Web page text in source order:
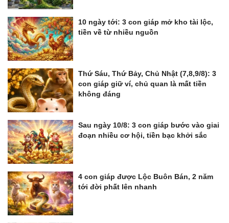
10 ngày tới: 3 con giáp mở kho tài lộc,
tiền về từ nhiều nguồn
Thứ Sáu, Thứ Bảy, Chủ Nhật (7,8,9/8): 3
con giáp giữ ví, chủ quan là mất tiền
không đáng
Sau ngày 10/8: 3 con giáp bước vào giai
đoạn nhiều cơ hội, tiền bạc khởi sắc
4 con giáp được Lộc Buôn Bán, 2 năm
tới đời phất lên nhanh